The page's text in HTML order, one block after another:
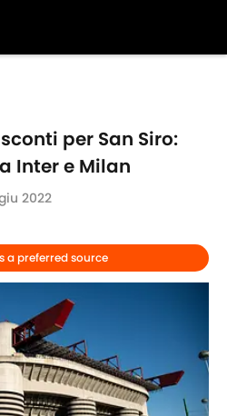
per San Siro:
Inter e Milan
2022
a preferred source